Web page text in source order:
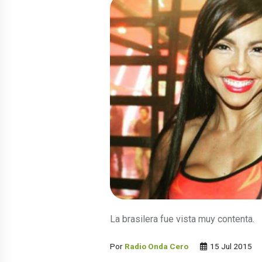
La brasilera fue vista muy contenta.
Por Radio Onda Cero 15 Jul 2015